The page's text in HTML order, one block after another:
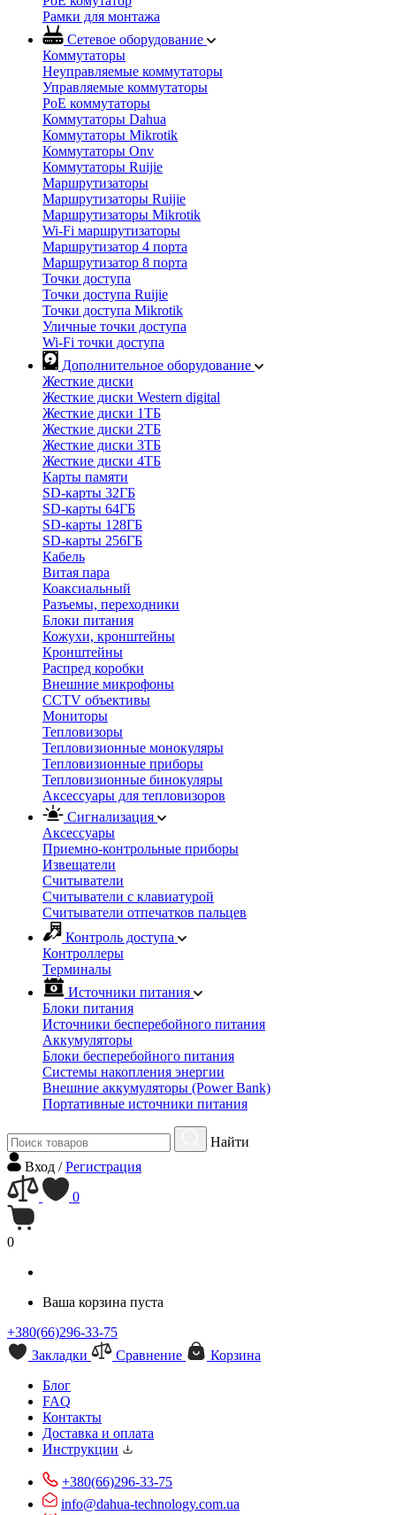
Рамки для монтажа
Сетевое оборудование
Коммутаторы
Неуправляемые коммутаторы
Управляемые коммутаторы
PoE коммутаторы
Коммутаторы Dahua
Коммутаторы Mikrotik
Коммутаторы Onv
Коммутаторы Ruijie
Маршрутизаторы
Маршрутизаторы Ruijie
Маршрутизаторы Mikrotik
Wi-Fi маршрутизаторы
Маршрутизатор 4 порта
Маршрутизатор 8 порта
Точки доступа
Точки доступа Ruijie
Точки доступа Mikrotik
Уличные точки доступа
Wi-Fi точки доступа
Дополнительное оборудование
Жесткие диски
Жесткие диски Western digital
Жесткие диски 1ТБ
Жесткие диски 2ТБ
Жесткие диски 3ТБ
Жесткие диски 4ТБ
Карты памяти
SD-карты 32ГБ
SD-карты 64ГБ
SD-карты 128ГБ
SD-карты 256ГБ
Кабель
Витая пара
Коаксиальный
Разъемы, переходники
Блоки питания
Кожухи, кронштейны
Кронштейны
Распред коробки
Внешние микрофоны
CCTV объективы
Мониторы
Тепловизоры
Тепловизионные монокуляры
Тепловизионные приборы
Тепловизионные бинокуляры
Аксессуары для тепловизоров
Сигнализация
Аксессуары
Приемно-контрольные приборы
Извещатели
Считыватели
Cчитыватели с клавиатурой
Cчитыватели отпечатков пальцев
Контроль доступа
Контроллеры
Терминалы
Источники питания
Блоки питания
Источники бесперебойного питания
Аккумуляторы
Блоки бесперебойного питания
Системы накопления энергии
Внешние аккумуляторы (Power Bank)
Портативные источники питания
Найти
Вход /Регистрация
0
0
Ваша корзина пуста
+380(66)296-33-75
Закладки
Сравнение
Корзина
Блог
FAQ
Контакты
Доставка и оплата
Инструкции
+380(66)296-33-75
info@dahua-technology.com.ua